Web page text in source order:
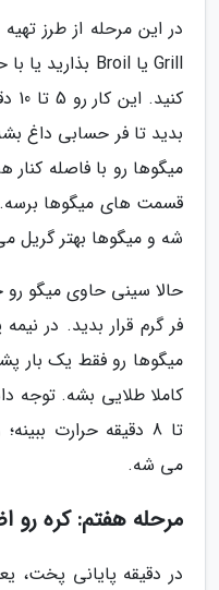
در این مرحله از طرز
بدید تا فر حسابی داغ
میگوها رو با فاصله کنار
قسمت های میگوها برسه.
شه و میگوها بهتر گریل
میگوها رو فقط یک بار
تا 8 دقیقه حرارت
می شه.
مرحله هفتم: کره رو
در دقیقه پایانی پخت،